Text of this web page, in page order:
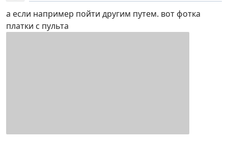
а если например пойти другим путем. вот фотка
платки с пульта